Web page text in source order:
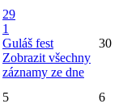
29
1
Guláš fest
Zobrazit všechny
záznamy ze dne
30
5 6